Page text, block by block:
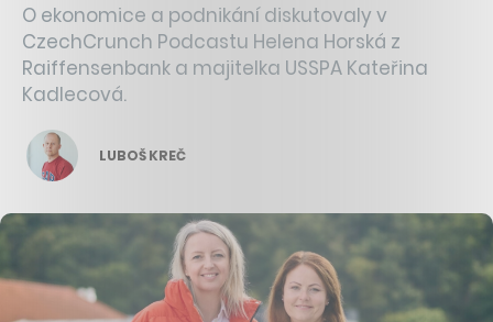
O ekonomice a podnikání diskutovaly v
CzechCrunch Podcastu Helena Horská z
Raiffensenbank a majitelka USSPA Kateřina
Kadlecová.
LUBOŠ KREČ